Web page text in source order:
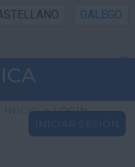
GALEGO
INICIO > LOGIN
INICIAR SESIÓN